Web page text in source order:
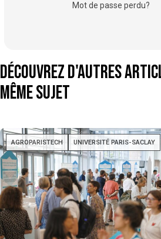
Mot de passe perdu?
Découvrez d'autres
même sujet
AGROPARISTECH UNIVERSITÉ PARIS-SACLAY